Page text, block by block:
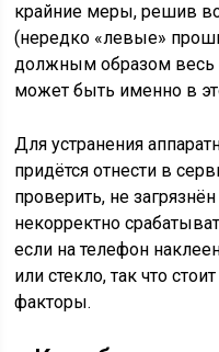
крайние меры, решив
(нередко «левые»
должным образом весь
может быть именно в
Для устранения
придётся отнести в
проверить, не
некорректно
если на телефон
или стекло, так что
факторы.